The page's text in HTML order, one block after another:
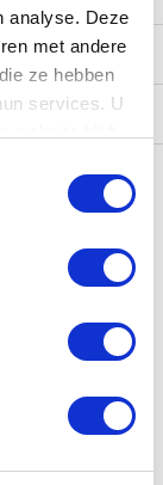
analyse. Deze
met andere
ze hebben
services. U